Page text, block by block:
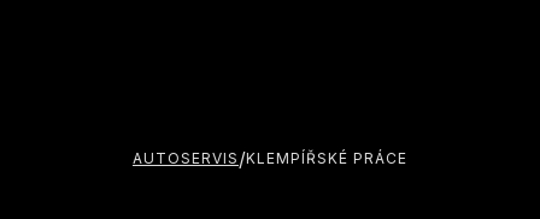
AUTOSERVIS /KLEMPÍŘSKÉ PRÁCE